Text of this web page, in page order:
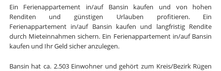
Ein Ferienappartement in/auf Bansin kaufen und von hohen
Renditen und günstigen Urlauben profitieren. Ein
Ferienappartement in/auf Bansin kaufen und langfristig Rendite
durch Mieteinnahmen sichern. Ein Ferienappartement in/auf Bansin
kaufen und Ihr Geld sicher anzulegen.
Bansin hat ca. 2.503 Einwohner und gehört zum Kreis/Bezirk Rügen